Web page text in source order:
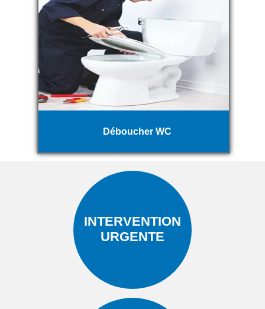
Déboucher WC
INTERVENTION
URGENTE